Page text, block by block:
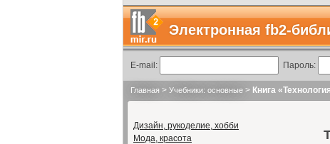
Электронная fb2-
E-mail: Пароль:
Главная > Учебники: основные > Книга
Дизайн, рукоделие, хобби
Мода, красота